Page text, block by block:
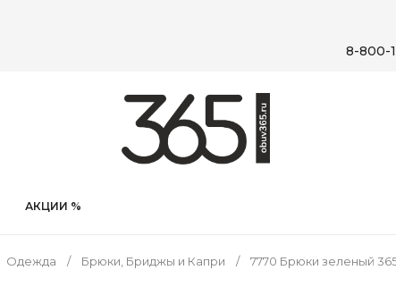
8-800-
АКЦИИ %
Одежда Брюки, Бриджы и Капри 7770 Брюки зеленый